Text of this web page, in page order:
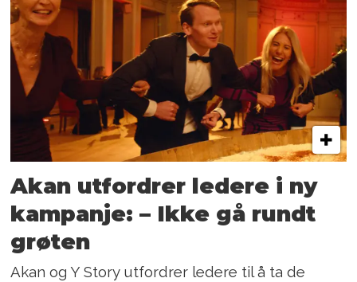
Akan utfordrer ledere i ny
kampanje: – Ikke gå rundt
grøten
Akan og Y Story utfordrer ledere til å ta de